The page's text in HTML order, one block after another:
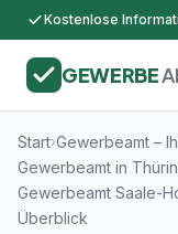
Kostenlose
GEWERBE
Start›Gewerbeamt –
Gewerbeamt in
Gewerbeamt Saale-
Überblick